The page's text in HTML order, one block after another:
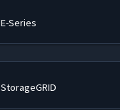
E-Series
StorageGRID